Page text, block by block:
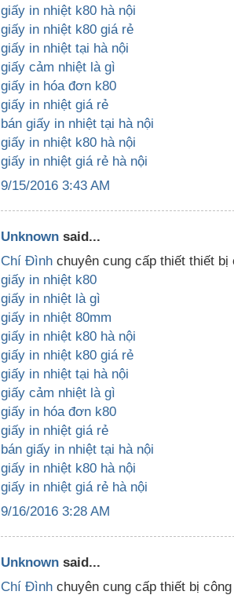
giấy in nhiệt k80 hà nội
giấy in nhiệt k80 giá rẻ
giấy in nhiệt tại hà nội
giấy cảm nhiệt là gì
giấy in hóa đơn k80
giấy in nhiệt giá rẻ
bán giấy in nhiệt tại hà nội
giấy in nhiệt k80 hà nội
giấy in nhiệt giá rẻ hà nội
9/15/2016 3:43 AM
Unknown said...
Chí Đình chuyên cung cấp thiết thiết bị
giấy in nhiệt k80
giấy in nhiệt là gì
giấy in nhiệt 80mm
giấy in nhiệt k80 hà nội
giấy in nhiệt k80 giá rẻ
giấy in nhiệt tại hà nội
giấy cảm nhiệt là gì
giấy in hóa đơn k80
giấy in nhiệt giá rẻ
bán giấy in nhiệt tại hà nội
giấy in nhiệt k80 hà nội
giấy in nhiệt giá rẻ hà nội
9/16/2016 3:28 AM
Unknown said...
Chí Đình chuyên cung cấp thiết bị